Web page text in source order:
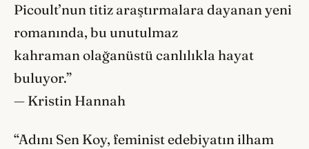
Picoult’nun titiz araştırmalara dayanan yeni
romanında, bu unutulmaz
kahraman olağanüstü canlılıkla hayat
buluyor.”
— Kristin Hannah
“Adını Sen Koy, feminist edebiyatın ilham